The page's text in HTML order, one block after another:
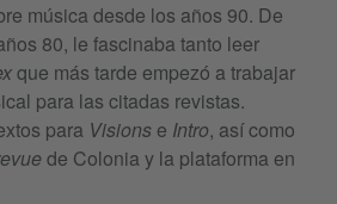
música desde los años 90. De
80, le fascinaba tanto leer
que más tarde empezó a trabajar
para las citadas revistas.
para Visions e Intro, así como
de Colonia y la plataforma en